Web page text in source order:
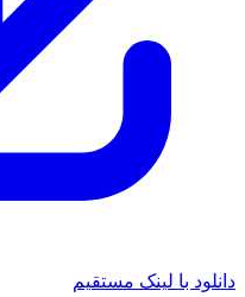
دانلود با لینک مستقیم